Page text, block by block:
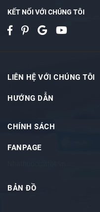
KẾT NỐI VỚI CHÚNG TÔI
LIÊN HỆ VỚI CHÚNG TÔI
HƯỚNG DẪN
CHÍNH SÁCH
FANPAGE
BẢN ĐỒ